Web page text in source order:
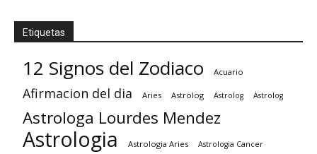
Etiquetas
12 Signos del Zodiaco Acuario
Afirmacion del dia Aries Astrolog Astrolog Astrolog
Astrologa Lourdes Mendez
Astrologia Astrologia Aries Astrologia Cancer